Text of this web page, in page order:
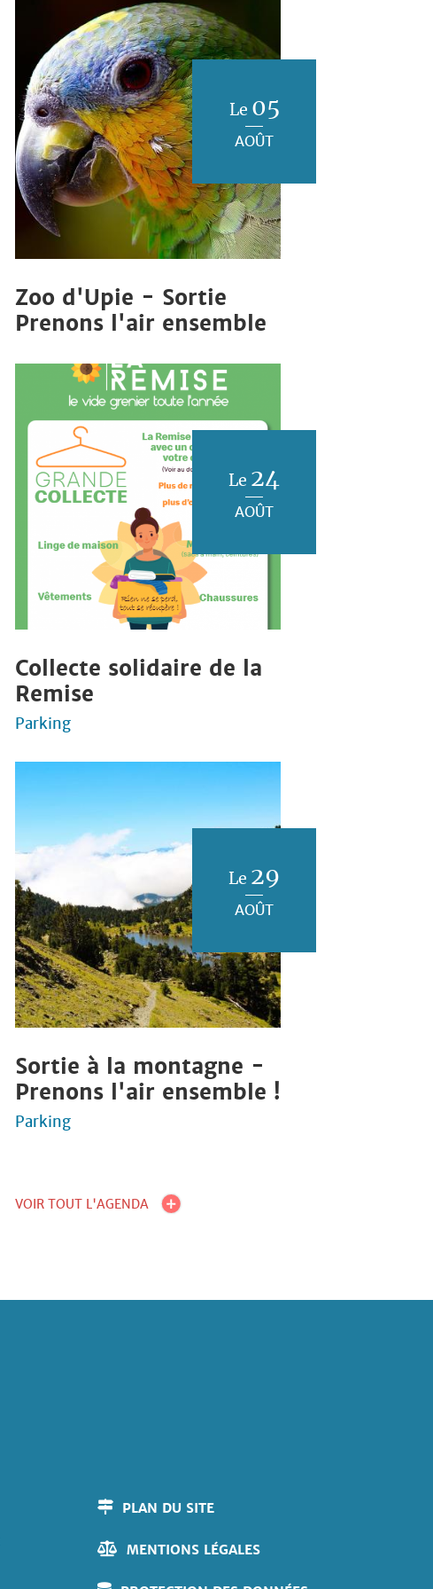
Le 05
AOÛT
Zoo d'Upie - Sortie
Prenons l'air ensemble
Le 24
AOÛT
Collecte solidaire de la
Remise
Parking
Le 29
AOÛT
Sortie à la montagne -
Prenons l'air ensemble !
Parking
VOIR TOUT L'AGENDA
PLAN DU SITE
MENTIONS LÉGALES